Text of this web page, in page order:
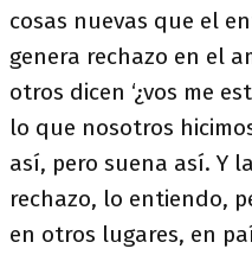
cosas nuevas que el
genera rechazo en el
otros dicen ‘¿vos me
lo que nosotros
así, pero suena así. Y
rechazo, lo entiendo,
en otros lugares, en